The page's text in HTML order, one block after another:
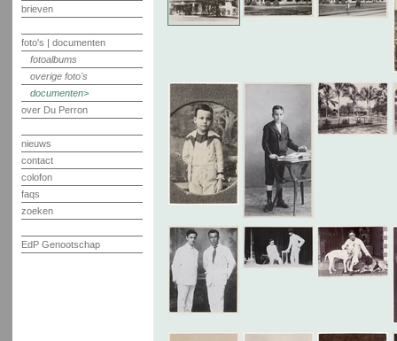
brieven
foto's | documenten
fotoalbums
overige foto's
documenten
over Du Perron
nieuws
contact
colofon
faqs
zoeken
EdP Genootschap